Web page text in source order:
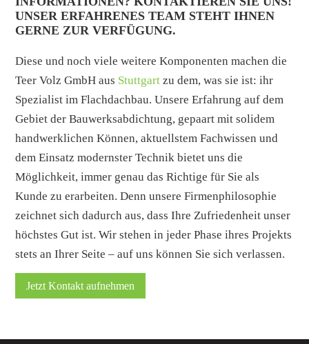
UNSER ERFAHRENES TEAM STEHT IHNEN
GERNE ZUR VERFÜGUNG.
Diese und noch viele weitere Komponenten machen die
Teer Volz GmbH aus Stuttgart zu dem, was sie ist: ihr
Spezialist im Flachdachbau. Unsere Erfahrung auf dem
Gebiet der Bauwerksabdichtung, gepaart mit solidem
handwerklichen Können, aktuellstem Fachwissen und
dem Einsatz modernster Technik bietet uns die
Möglichkeit, immer genau das Richtige für Sie als
Kunde zu erarbeiten. Denn unsere Firmenphilosophie
zeichnet sich dadurch aus, dass Ihre Zufriedenheit unser
höchstes Gut ist. Wir stehen in jeder Phase ihres Projekts
stets an Ihrer Seite – auf uns können Sie sich verlassen.
Jetzt Kontakt aufnehmen